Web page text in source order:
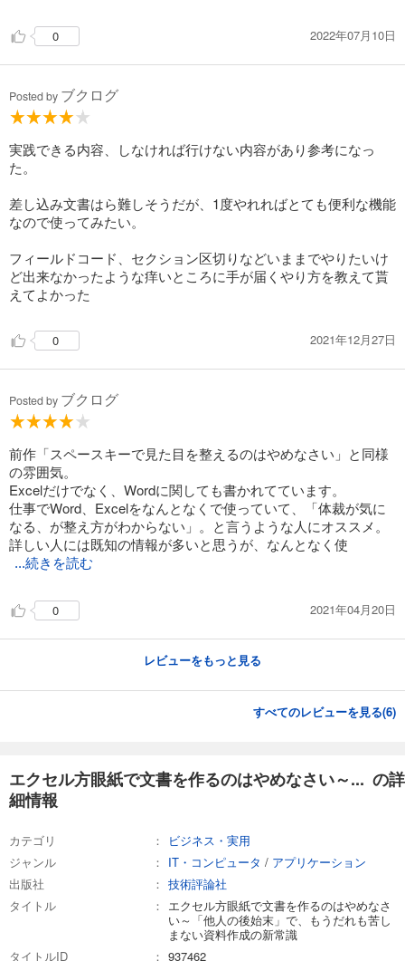
0 2022年07月10日
Posted by ブクログ
実践できる内容、しなければ行けない内容があり参考になっ
た。
差し込み文書はら難しそうだが、1度やれればとても便利な機能
なので使ってみたい。
フィールドコード、セクション区切りなどいままでやりたいけ
ど出来なかったような痒いところに手が届くやり方を教えて貰
えてよかった
0 2021年12月27日
Posted by ブクログ
前作「スペースキーで見た目を整えるのはやめなさい」と同様
の雰囲気。
Excelだけでなく、Wordに関しても書かれてています。
仕事でWord、Excelをなんとなくで使っていて、「体裁が気に
なる、が整え方がわからない」。と言うような人にオススメ。
詳しい人には既知の情報が多いと思うが、なんとなく使
...続きを読む
0 2021年04月20日
レビューをもっと見る
すべてのレビューを見る(6)
エクセル方眼紙で文書を作るのはやめなさい～... の詳
細情報
カテゴリ
ビジネス・実用
ジャンル
IT・コンピュータ / アプリケーション
出版社
技術評論社
タイトル
エクセル方眼紙で文書を作るのはやめなさ
い～「他人の後始末」で、もうだれも苦し
まない資料作成の新常識
タイトルID
937462